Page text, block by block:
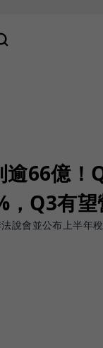
66億！
Q3有望
說會並公布上半年